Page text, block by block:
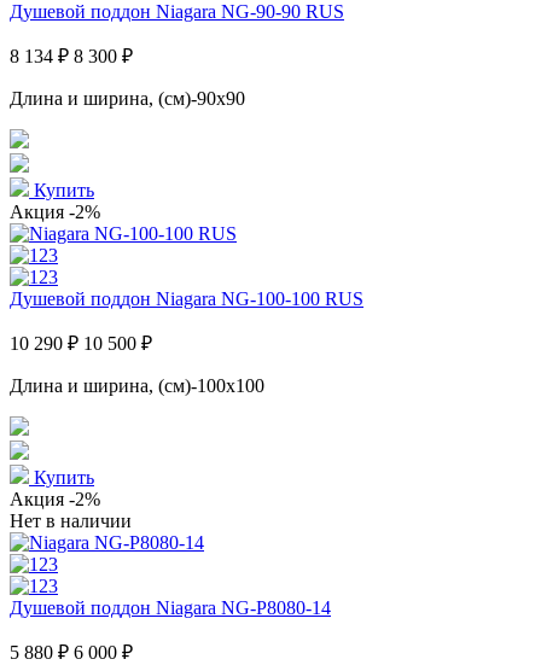
Душевой поддон Niagara NG-90-90 RUS
8 134 ₽ 8 300 ₽
Длина и ширина, (см)-90x90
Купить
Акция -2%
Душевой поддон Niagara NG-100-100 RUS
10 290 ₽ 10 500 ₽
Длина и ширина, (см)-100x100
Купить
Акция -2%
Нет в наличии
Душевой поддон Niagara NG-P8080-14
5 880 ₽ 6 000 ₽